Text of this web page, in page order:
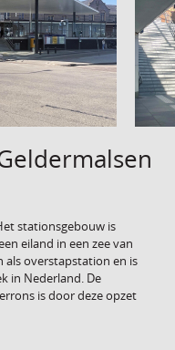
stationsgebouw is
eiland in een zee van
overstapstation en is
in Nederland. De
is door deze opzet